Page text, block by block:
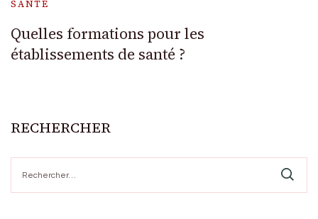
SANTÉ
Quelles formations pour les
établissements de santé ?
RECHERCHER